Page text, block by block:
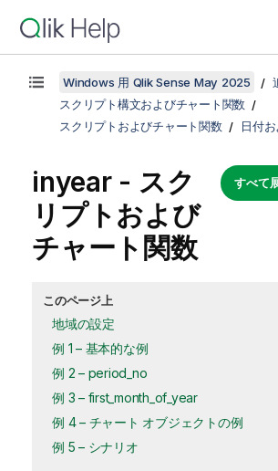
Windows 用 Qlik Sense May 2025
スクリプト構文およびチャート関数
スクリプトおよびチャート関数
日付
すべて
inyear - スク
リプトおよび
チャート関数
このページ上
地域の設定
例 1 – 基本的な例
例 2 – period_no
例 3 – first_month_of_year
例 4 – チャート オブジェクトの例
例 5 – シナリオ